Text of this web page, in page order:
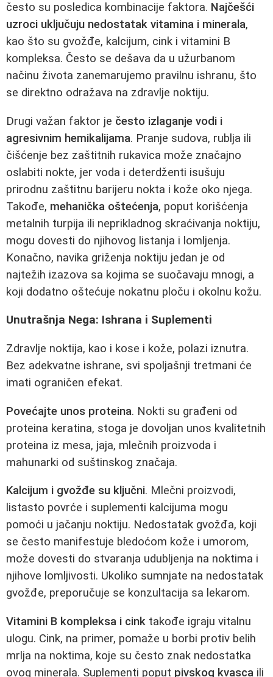
često su posledica kombinacije faktora. Najčešći
uzroci uključuju nedostatak vitamina i minerala,
kao što su gvožđe, kalcijum, cink i vitamini B
kompleksa. Često se dešava da u užurbanom
načinu života zanemarujemo pravilnu ishranu, što
se direktno odražava na zdravlje noktiju.
Drugi važan faktor je često izlaganje vodi i
agresivnim hemikalijama. Pranje sudova, rublja ili
čišćenje bez zaštitnih rukavica može značajno
oslabiti nokte, jer voda i deterdženti isušuju
prirodnu zaštitnu barijeru nokta i kože oko njega.
Takođe, mehanička oštećenja, poput korišćenja
metalnih turpija ili neprikladnog skraćivanja noktiju,
mogu dovesti do njihovog listanja i lomljenja.
Konačno, navika griženja noktiju jedan je od
najtežih izazova sa kojima se suočavaju mnogi, a
koji dodatno oštećuje nokatnu ploču i okolnu kožu.
Unutrašnja Nega: Ishrana i Suplementi
Zdravlje noktija, kao i kose i kože, polazi iznutra.
Bez adekvatne ishrane, svi spoljašnji tretmani će
imati ograničen efekat.
Povećajte unos proteina. Nokti su građeni od
proteina keratina, stoga je dovoljan unos kvalitetnih
proteina iz mesa, jaja, mlečnih proizvoda i
mahunarki od suštinskog značaja.
Kalcijum i gvožđe su ključni. Mlečni proizvodi,
listasto povrće i suplementi kalcijuma mogu
pomoći u jačanju noktiju. Nedostatak gvožđa, koji
se često manifestuje bledoćom kože i umorom,
može dovesti do stvaranja udubljenja na noktima i
njihove lomljivosti. Ukoliko sumnjate na nedostatak
gvožđe, preporučuje se konzultacija sa lekarom.
Vitamini B kompleksa i cink takođe igraju vitalnu
ulogu. Cink, na primer, pomaže u borbi protiv belih
mrlja na noktima, koje su često znak nedostatka
ovog minerala. Suplementi poput pivskog kvasca ili